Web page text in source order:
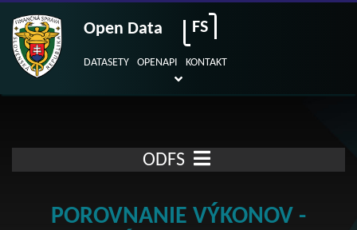
Open Data FS
DATASETY OPENAPI KONTAKT
ODFS
POROVNANIE VÝKONOV -